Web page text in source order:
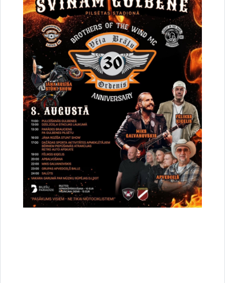
Par satiksmes organizāciju Brīvības un
Dzelzceļa ielas pārbūves darbu laikā Gulbenē
30.07.2026. Projekti
Sabiedrība
Satiksmes ierobežojumi